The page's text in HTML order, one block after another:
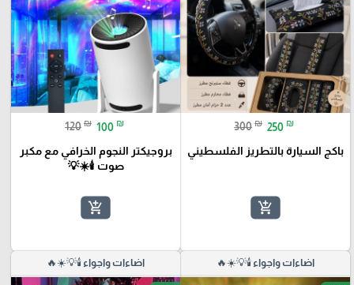
300 ₪ 250 ₪
باكج السيارة بالتطريز الفلسطيني
add_shopping_cart
120 ₪ 100 ₪
بروجيكتر النجوم الخرافي مع مكبر
صوت 🕯️☀️💡
add_shopping_cart
اضاءات واجواء 🕯️💡☀️🔥 اضاءات واجواء 🕯️💡☀️🔥